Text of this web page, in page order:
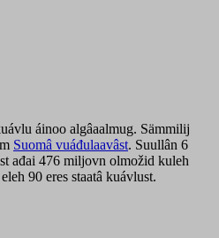
áinoo algâaalmug. Sämmilij
Suomâ vuáđulaavâst. Suullân 6
ađai 476 miljovn olmožid kuleh
90 eres staatâ kuávlust.